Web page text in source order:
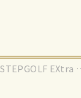
STEPGOLF EXtra